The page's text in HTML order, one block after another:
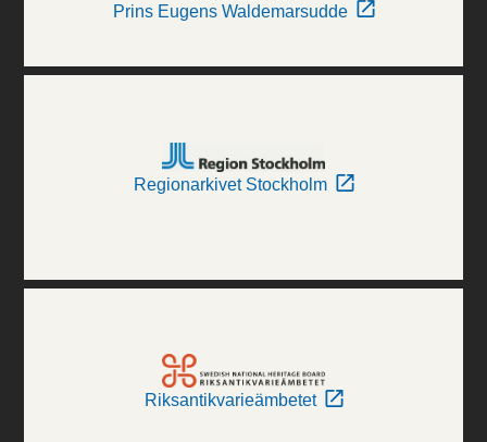
Prins Eugens Waldemarsudde
Regionarkivet Stockholm
Riksantikvarieämbetet